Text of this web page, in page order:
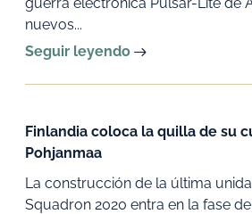
nuevos...
Seguir leyendo
Finlandia coloca la quilla de su
Pohjanmaa
La construcción de la última
Squadron 2020 entra en la fase